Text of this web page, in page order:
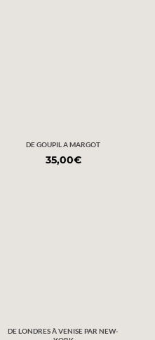
DE GOUPIL A MARGOT
35,00€
DE LONDRES À VENISE PAR NEW-